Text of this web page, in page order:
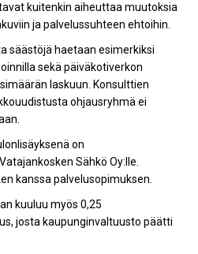
kuitenkin aiheuttaa muutoksia
ja palvelussuhteen ehtoihin.
säästöjä haetaan esimerkiksi
sekä päiväkotiverkon
laskuun. Konsulttien
ohjausryhmä ei
on
Sähkö Oy:lle.
kanssa palvelusopimuksen.
kuuluu myös 0,25
josta kaupunginvaltuusto päätti